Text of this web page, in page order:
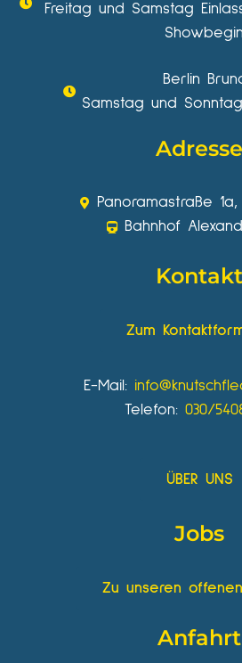
Freitag und Samstag
Berlin
Samstag und
Adresse
Panoramastraße 1a,
Bahnhof
Kontakt
Zum
E-Mail:
Telefon: 030/
ÜBER UNS
Jobs
Zu unseren
Anfahrt